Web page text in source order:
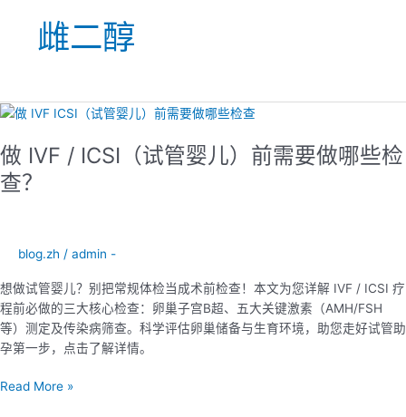
雌二醇
做 IVF / ICSI（试管婴儿）前需要做哪些检
查？
blog.zh / admin -
想做试管婴儿？别把常规体检当成术前检查！本文为您详解 IVF / ICSI 疗
程前必做的三大核心检查：卵巢子宫B超、五大关键激素（AMH/FSH
等）测定及传染病筛查。科学评估卵巢储备与生育环境，助您走好试管助
孕第一步，点击了解详情。
做
/
ICSI（试
管
要
做
哪
些
查？
Read More »